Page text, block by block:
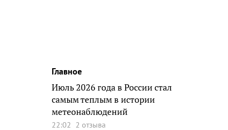
Главное
Июль 2026 года в России стал
самым теплым в истории
метеонаблюдений
22:02 2 отзыва